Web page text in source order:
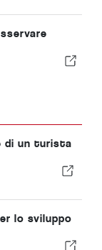
di un turista
lo sviluppo